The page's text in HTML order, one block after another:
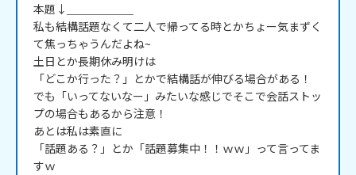
本題↓＿＿＿＿＿＿
私も結構話題なくて二人で帰ってる時とかちょー気まずく
て焦っちゃうんだよね~
土日とか長期休み明けは
「どこか行った？」とかで結構話が伸びる場合がある！
でも「いってないなー」みたいな感じでそこで会話ストッ
プの場合もあるから注意！
あとは私は素直に
「話題ある？」とか「話題募集中！！ｗｗ」って言ってま
すｗ